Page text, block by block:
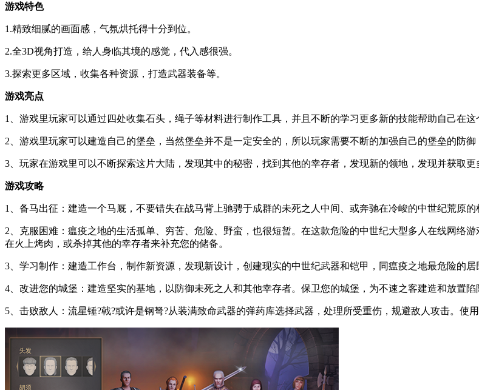
游戏特色
1.精致细腻的画面感，气氛烘托得十分到位。
2.全3D视角打造，给人身临其境的感觉，代入感很强。
3.探索更多区域，收集各种资源，打造武器装备等。
游戏亮点
1、游戏里玩家可以通过四处收集石头，绳子等材料进行制作工具，并且不断的学习更多新的技能帮助自己在这
2、游戏里玩家可以建造自己的堡垒，当然堡垒并不是一定安全的，所以玩家需要不断的加强自己的堡垒的防
3、玩家在游戏里可以不断探索这片大陆，发现其中的秘密，找到其他的幸存者，发现新的领地，发现并获取更
游戏攻略
1、备马出征：建造一个马厩，不要错失在战马背上驰骋于成群的未死之人中间、或奔驰在冷峻的中世纪荒原
2、克服困难：瘟疫之地的生活孤单、穷苦、危险、野蛮，也很短暂。在这款危险的中世纪大型多人在线网络
在火上烤肉，或杀掉其他的幸存者来补充您的储备。
3、学习制作：建造工作台，制作新资源，发现新设计，创建现实的中世纪武器和铠甲，同瘟疫之地最危险的居
4、改进您的城堡：建造坚实的基地，以防御未死之人和其他幸存者。保卫您的城堡，为不速之客建造和放置
5、击败敌人：流星锤?戟?或许是钢弩?从装满致命武器的弹药库选择武器，处理所受重伤，规避敌人攻击。使